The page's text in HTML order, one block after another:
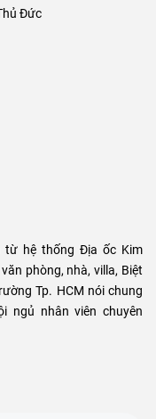
Sự kết hợp giữa hạ
hiện đại và nhu cầu di
ưu thế cạnh tranh cho
tư, mà còn mở ra cơ
khúc bất động sản
Đức
từ hệ thống Địa ốc Kim
phòng, nhà, villa, Biệt
Tp. HCM nói chung
ngủ nhân viên chuyên